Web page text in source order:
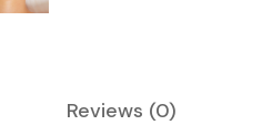
Reviews (0)